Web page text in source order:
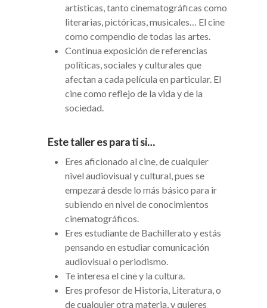
artísticas, tanto cinematográficas como
literarias, pictóricas, musicales… El cine
como compendio de todas las artes.
Continua exposición de referencias
políticas, sociales y culturales que
afectan a cada película en particular. El
cine como reflejo de la vida y de la
sociedad.
Este taller es para ti si…
Eres aficionado al cine, de cualquier
nivel audiovisual y cultural, pues se
empezará desde lo más básico para ir
subiendo en nivel de conocimientos
cinematográficos.
Eres estudiante de Bachillerato y estás
pensando en estudiar comunicación
audiovisual o periodismo.
Te interesa el cine y la cultura.
Eres profesor de Historia, Literatura, o
de cualquier otra materia, y quieres